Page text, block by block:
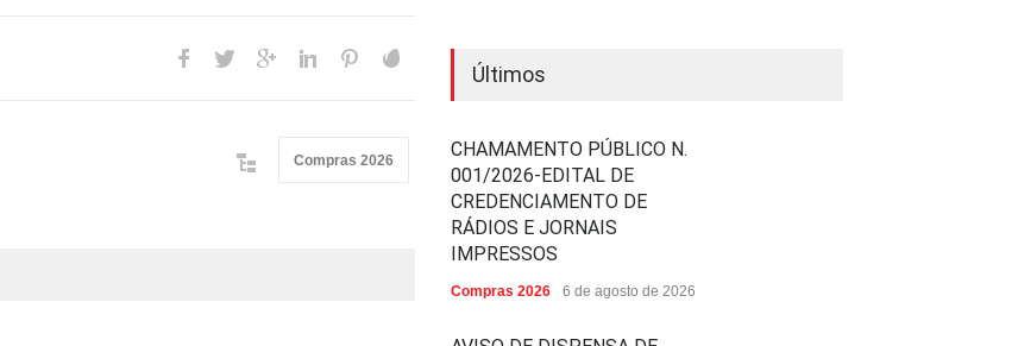
Compras 2026
Últimos
CHAMAMENTO PÚBLICO N.
001/2026-EDITAL DE
CREDENCIAMENTO DE
RÁDIOS E JORNAIS
IMPRESSOS
Compras 2026 6 de agosto de 2026